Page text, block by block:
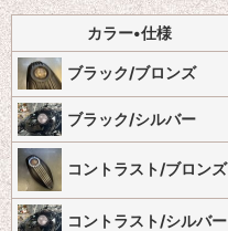
カラー•仕様
ブラック/ブロンズ
ブラック/シルバー
コントラスト/ブロンズ
コントラスト/シルバー